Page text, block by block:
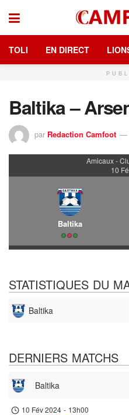
TOLI EN DIRECT
Baltika –
par Redaction Camfoot
Amicaux -
10
Baltika
STATISTIQUES DU
Baltika
DERNIERS MATCHS
Baltika
10 Fév 2024 - 13h00